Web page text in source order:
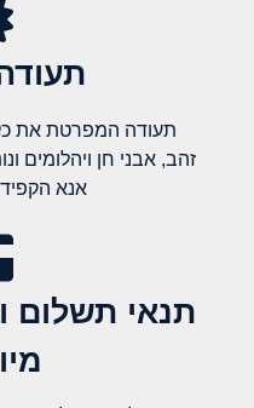
תעודה המפרטת את
זהב, אבני חן ויהלומים
אנא
תנאי תשלום